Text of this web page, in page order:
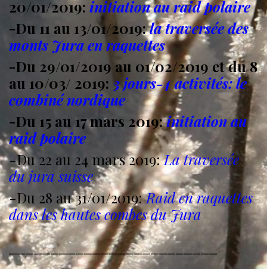
20/01/2019: initiation au raid polaire
-Du 11 au 13/01/2019:la traversée des
monts Jura en raquettes
-Du 29/01/2019 au 01/02/2019 et du 8
au 10/03/ 2019: 3 jours-4 activités: le
combiné nordique
-Du 15 au 17 mars 2019:initiation au
raid polaire
-Du 22 au 24 mars 2019:La traversée
du jura suisse
-Du 28 au 31/01/2019:Raid en raquettes
dans les hautes combes du Jura
—————————————————————————